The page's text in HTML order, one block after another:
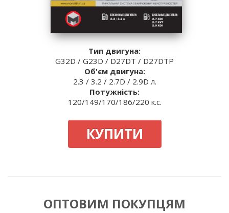
Тип двигуна:
G32D / G23D / D27DT / D27DTР
Об'єм двигуна:
2.3 / 3.2 / 2.7D / 2.9D л.
Потужність:
120/149/170/186/220 к.с.
КУПИТИ
ОПТОВИМ ПОКУПЦЯМ